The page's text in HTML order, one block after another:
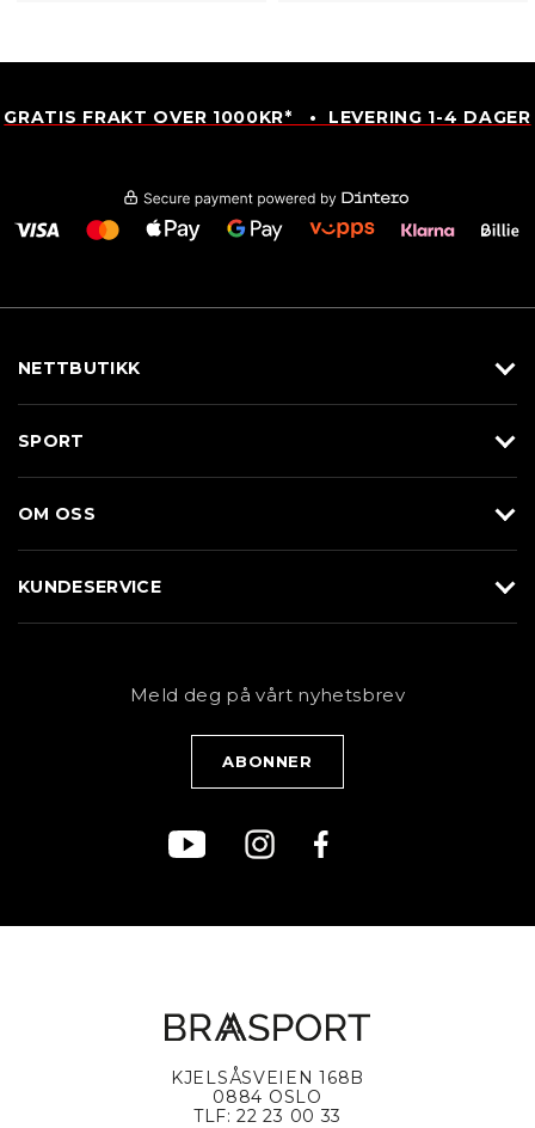
GRATIS FRAKT OVER 1000KR* • LEVERING 1-4 DAGER
NETTBUTIKK
Sko
Merkevarer
SPORT
Løp
Sykkel
OM OSS
KUNDESERVICE
PersonvernerklæringMeld deg på vårt nyhetsbrev
KJELSÅSVEIEN 168B
0884 OSLO
TLF: 22 23 00 33